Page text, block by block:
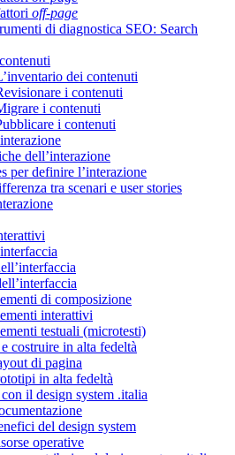
off-page
di diagnostica SEO: Search
dei contenuti
i contenuti
i contenuti
i contenuti
dell’interazione
per definire l’interazione
tra scenari e user stories
di composizione
interattivi
testuali (microtesti)
costruire in alta fedeltà
di pagina
in alta fedeltà
il design system .italia
del design system
operative